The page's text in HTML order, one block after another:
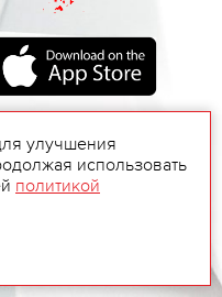
улучшения
использовать
политикой